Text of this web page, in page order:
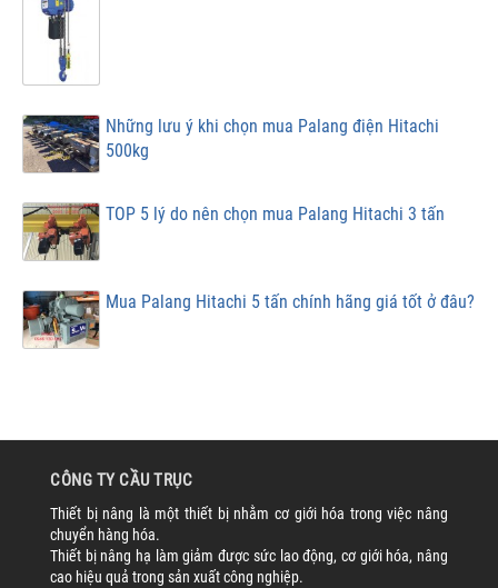
Những lưu ý khi chọn mua Palang điện Hitachi
500kg
TOP 5 lý do nên chọn mua Palang Hitachi 3 tấn
Mua Palang Hitachi 5 tấn chính hãng giá tốt ở đâu?
CÔNG TY CẦU TRỤC
Thiết bị nâng là một thiết bị nhằm cơ giới hóa trong việc nâng
chuyển hàng hóa.
Thiết bị nâng hạ làm giảm được sức lao động, cơ giới hóa, nâng
cao hiệu quả trong sản xuất công nghiệp.